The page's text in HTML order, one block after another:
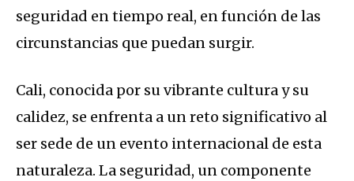
seguridad en tiempo real, en función de las
circunstancias que puedan surgir.
Cali, conocida por su vibrante cultura y su
calidez, se enfrenta a un reto significativo al
ser sede de un evento internacional de esta
naturaleza. La seguridad, un componente